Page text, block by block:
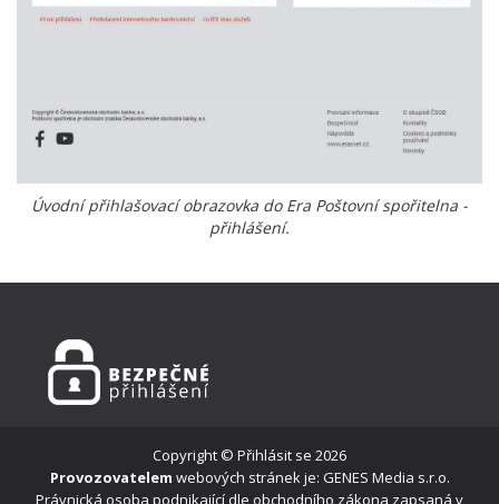
Úvodní přihlašovací obrazovka do Era Poštovní spořitelna -
přihlášení.
Copyright © Přihlásit se 2026
Provozovatelem webových stránek je: GENES Media s.r.o.
Právnická osoba podnikající dle obchodního zákona zapsaná v